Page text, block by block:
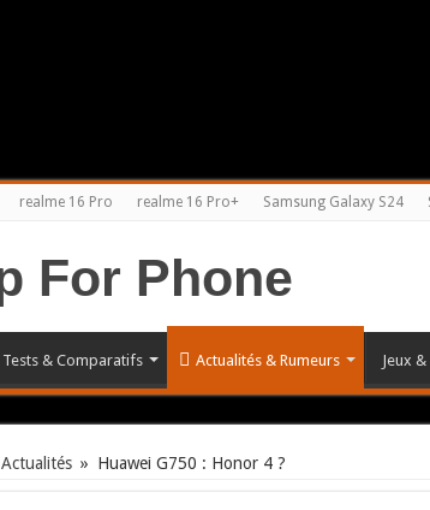
realme 16 Pro realme 16 Pro+ Samsung Galaxy S24
Tests & Comparatifs Actualités & Rumeurs Jeux
Actualités » Huawei G750 : Honor 4 ?